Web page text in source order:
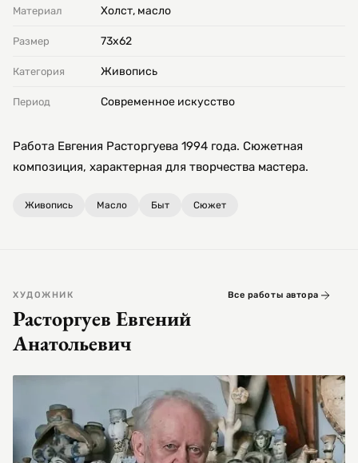
Материал Холст, масло
Размер 73х62
Категория Живопись
Период Современное искусство
Работа Евгения Расторгуева 1994 года. Сюжетная
композиция, характерная для творчества мастера.
Живопись Масло Быт Сюжет
ХУДОЖНИК
Расторгуев Евгений
Анатольевич
Все работы автора